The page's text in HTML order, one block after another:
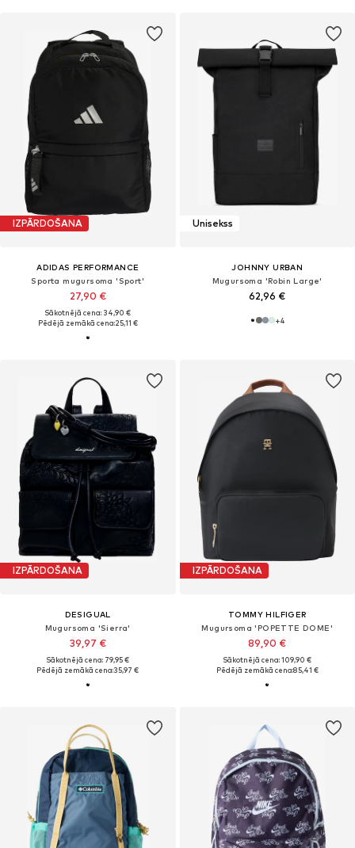
IZPĀRDOŠANA
ADIDAS PERFORMANCE
Sporta mugursoma 'Sport'
27,90 €
Sākotnējā cena: 34,90 €
Pēdējā zemākā cena:25,11 €
Unisekss
JOHNNY URBAN
Mugursoma 'Robin Large'
62,96 €
+4
IZPĀRDOŠANA
DESIGUAL
Mugursoma 'Sierra'
39,97 €
Sākotnējā cena: 79,95 €
Pēdējā zemākā cena:35,97 €
IZPĀRDOŠANA
TOMMY HILFIGER
Mugursoma 'POPETTE DOME'
89,90 €
Sākotnējā cena: 109,90 €
Pēdējā zemākā cena:85,41 €